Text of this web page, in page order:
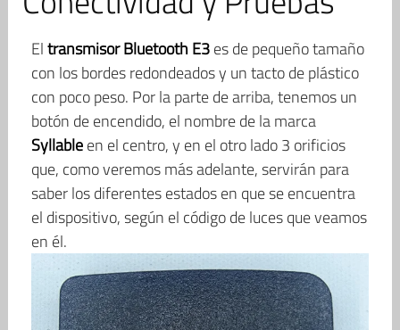
Eltransmisor Bluetooth E3es de pequeño tamaño
con los bordes redondeados y un tacto de plástico
con poco peso. Por la parte de arriba, tenemos un
botón de encendido, el nombre de la marca
Syllableen el centro, y en el otro lado 3 orificios
que, como veremos más adelante, servirán para
saber los diferentes estados en que se encuentra
el dispositivo, según el código de luces que veamos
en él.